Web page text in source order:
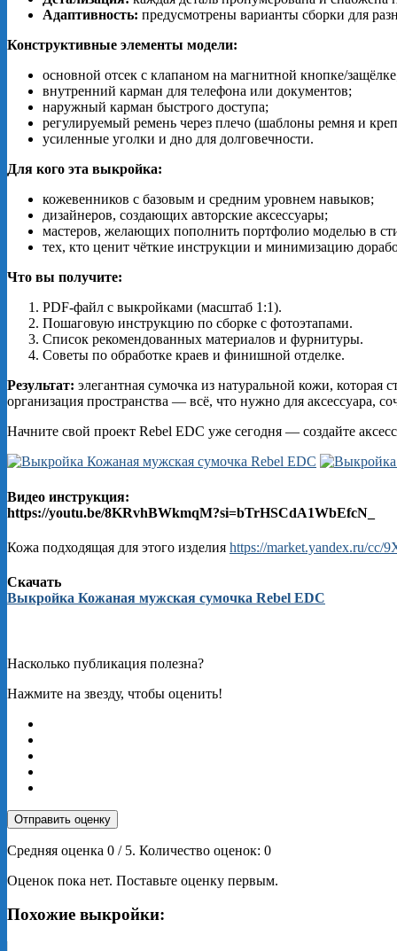
Адаптивность: предусмотрены варианты сборки для
Конструктивные элементы модели:
основной отсек с клапаном на магнитной кнопке/
внутренний карман для телефона или документов;
наружный карман быстрого доступа;
регулируемый ремень через плечо (шаблоны ремня и
усиленные уголки и дно для долговечности.
Для кого эта выкройка:
кожевенников с базовым и средним уровнем навыков;
дизайнеров, создающих авторские аксессуары;
мастеров, желающих пополнить портфолио моделью в
тех, кто ценит чёткие инструкции и минимизацию
Что вы получите:
PDF‑файл с выкройками (масштаб 1:1).
Пошаговую инструкцию по сборке с фотоэтапами.
Список рекомендованных материалов и фурнитуры.
Советы по обработке краев и финишной отделке.
Результат: элегантная сумочка из натуральной кожи,
организация пространства — всё, что нужно для аксессуара,
Начните свой проект Rebel EDC уже сегодня — создайте
Видео инструкция:
https://youtu.be/8KRvhBWkmqM?si=bTrHSCdA1WbEfcN_
Кожа подходящая для этого изделия https://market.yandex.ru/cc/
Скачать
Выкройка Кожаная мужская сумочка Rebel EDC
Насколько публикация полезна?
Нажмите на звезду, чтобы оценить!
Отправить оценку
Средняя оценка 0 / 5. Количество оценок: 0
Оценок пока нет. Поставьте оценку первым.
Похожие выкройки: